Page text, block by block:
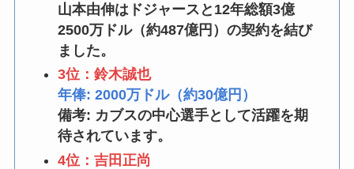
山本由伸はドジャースと12年総額3億
2500万ドル（約487億円）の契約を結び
ました。
3位：鈴木誠也
年俸: 2000万ドル（約30億円）
備考: カブスの中心選手として活躍を期
待されています。
4位：吉田正尚